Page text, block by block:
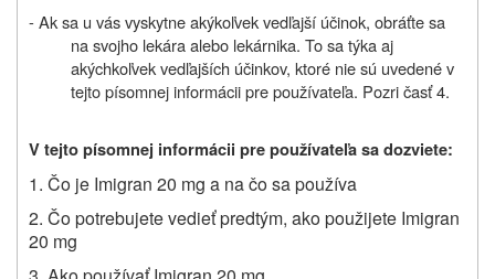
- Ak sa u vás vyskytne akýkoľvek vedľajší účinok, obráťte sa
na svojho lekára alebo lekárnika. To sa týka aj
akýchkoľvek vedľajších účinkov, ktoré nie sú uvedené v
tejto písomnej informácii pre používateľa. Pozri časť 4.
V tejto písomnej informácii pre používateľa sa dozviete:
1. Čo je Imigran 20 mg a na čo sa používa
2. Čo potrebujete vedieť predtým, ako použijete Imigran
20 mg